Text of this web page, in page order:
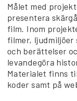
Målet med
presentera
film. Inom
filmer, ljudmiljöer
och berättelser
levandegöra
Materialet finns
koder samt på